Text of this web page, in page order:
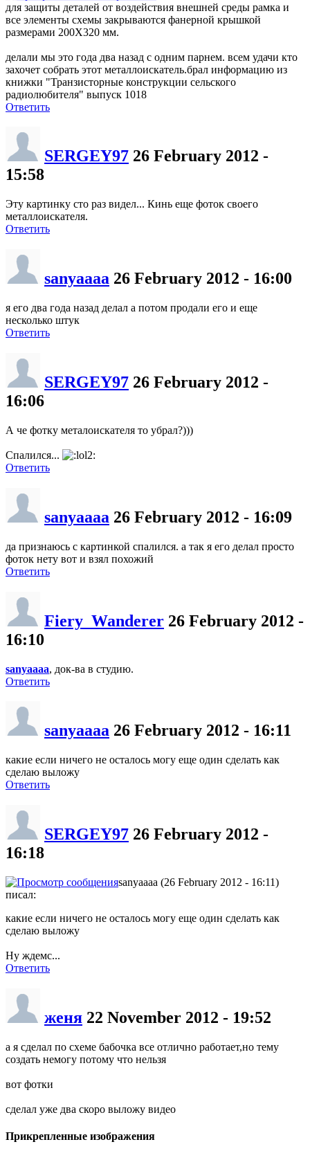
для защиты деталей от воздействия внешней среды рамка и
все элементы схемы закрываются фанерной крышкой
размерами 200Х320 мм.
делали мы это года два назад с одним парнем. всем удачи кто
захочет собрать этот металлоискатель.брал информацию из
книжки "Транзисторные конструкции сельского
радиолюбителя" выпуск 1018
Ответить
SERGEY97 26 February 2012 -
15:58
Эту картинку сто раз видел... Кинь еще фоток своего
металлоискателя.
Ответить
sanyaaaa 26 February 2012 - 16:00
я его два года назад делал а потом продали его и еще
несколько штук
Ответить
SERGEY97 26 February 2012 -
16:06
А че фотку металоискателя то убрал?)))
Спалился...
Ответить
sanyaaaa 26 February 2012 - 16:09
да признаюсь с картинкой спалился. а так я его делал просто
фоток нету вот и взял похожий
Ответить
Fiery_Wanderer 26 February 2012 -
16:10
sanyaaaa, док-ва в студию.
Ответить
sanyaaaa 26 February 2012 - 16:11
какие если ничего не осталось могу еще один сделать как
сделаю выложу
Ответить
SERGEY97 26 February 2012 -
16:18
sanyaaaa (26 February 2012 - 16:11)
писал:
какие если ничего не осталось могу еще один сделать как
сделаю выложу
Ну ждемс...
Ответить
женя 22 November 2012 - 19:52
а я сделал по схеме бабочка все отлично работает,но тему
создать немогу потому что нельзя
вот фотки
сделал уже два скоро выложу видео
Прикрепленные изображения